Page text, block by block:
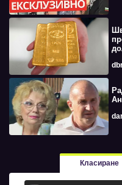
Класиране